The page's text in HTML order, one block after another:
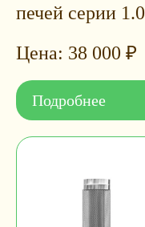
печей серии 1.0
38 000 ₽
Подробнее